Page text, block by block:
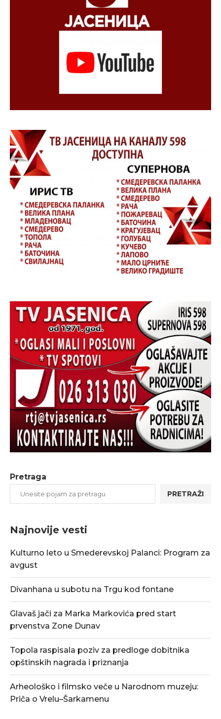
Pretraga
PRETRAŽI
Najnovije vesti
Kulturno leto u Smederevskoj Palanci: Program za
avgust
Divanhana u subotu na Trgu kod fontane
Glavaš jači za Marka Markovića pred start
prvenstva Zone Dunav
Topola raspisala poziv za predloge dobitnika
opštinskih nagrada i priznanja
Arheološko i filmsko veče u Narodnom muzeju:
Priča o Vrelu–Šarkamenu